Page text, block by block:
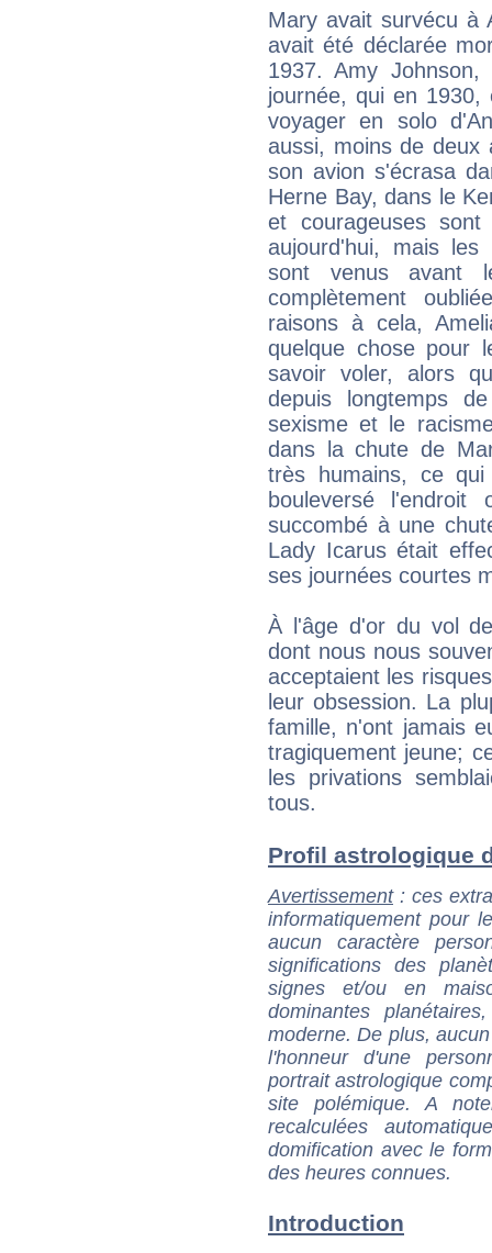
Mary avait survécu à
avait été déclarée
1937. Amy
journée, qui en
voyager en solo
aussi, moins de deux
son avion s'écrasa
Herne Bay, dans le
et courageuses
aujourd'hui, mais les
sont venus avant
complètement
raisons à cela,
quelque chose pour
savoir voler, alors
depuis longtemps
sexisme et le
dans la chute de
très humains, ce
bouleversé
succombé à une
Lady Icarus était
ses journées courtes
À l'âge d'or du vol
dont nous nous
acceptaient les
leur obsession. La
famille, n'ont jamais
tragiquement jeune;
les privations
tous.
Profil astrologique
Avertissement: ces
informatiquement pour
aucun caractère
significations des
signes et/ou en
dominantes
moderne. De plus,
l'honneur d'une
portrait astrologique
site polémique. A
recalculées
domification avec le
des heures connues.
Introduction